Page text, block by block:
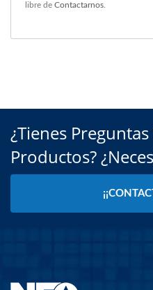
libre de Contactarnos.
¿Tienes
Productos?